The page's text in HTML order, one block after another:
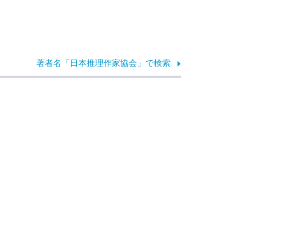
著者名「日本推理作家協会」で検索